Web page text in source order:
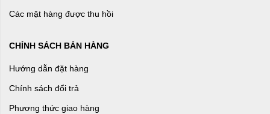
Các mặt hàng được thu hồi
CHÍNH SÁCH BÁN HÀNG
Hướng dẫn đặt hàng
Chính sách đổi trả
Phương thức giao hàng